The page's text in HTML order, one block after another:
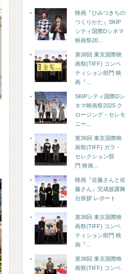
映画『ひみつきちの
つくりかた』SKIP
シティ国際Dシネマ
映画祭20...
第38回 東京国際映
画祭(TIFF) コンペ
ティション部門 映
画『...
SKIPシティ国際Dシ
ネマ映画祭2025 ク
ロージング・セレモ
ニー...
第38回 東京国際映
画祭(TIFF) ガラ・
セレクション部
門 映画...
映画『佐藤さんと佐
藤さん』完成披露舞
台挨拶 レポート
第38回 東京国際映
画祭(TIFF) コンペ
ティション部門 映
画『...
第38回 東京国際映
画祭(TIFF) コンペ